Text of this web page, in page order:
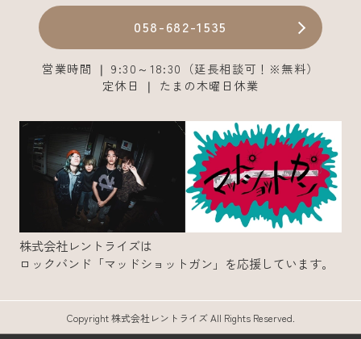
058-682-1535
営業時間 ❘ 9:30～18:30（延長相談可！※無料）
定休日 ❘ たまの木曜日休業
株式会社レントライズは
ロックバンド「マッドショットガン」を応援しています。
Copyright 株式会社レントライズ All Rights Reserved.